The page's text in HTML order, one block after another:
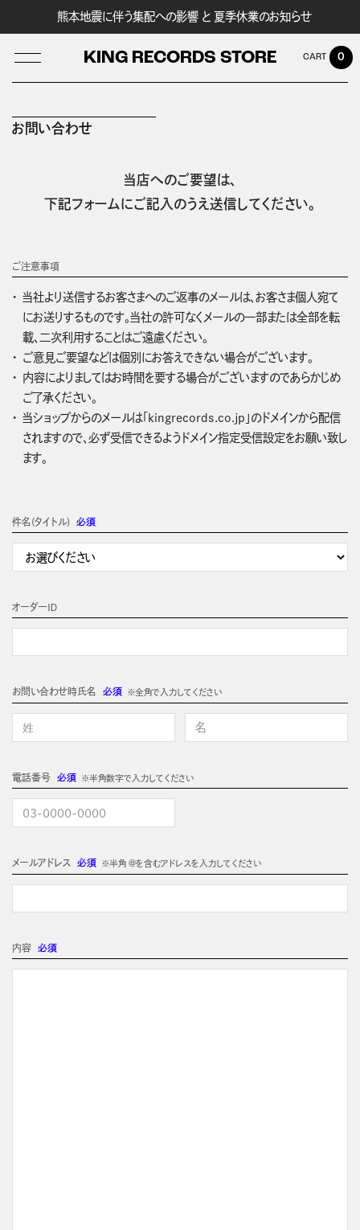
熊本地震に伴う集配への影響 と 夏季休業のお知らせ
KING RECORDS STORE 0
お問い合わせ
当店へのご要望は、
下記フォームにご記入のうえ送信してください。
ご注意事項
当社より送信するお客さまへのご返事のメールは、お客さま個人宛て
にお送りするものです。当社の許可なくメールの一部または全部を転
載、二次利用することはご遠慮ください。
ご意見ご要望などは個別にお答えできない場合がございます。
内容によりましてはお時間を要する場合がございますのであらかじめ
ご了承ください。
当ショップからのメールは「kingrecords.co.jp」のドメインから配信
されますので、必ず受信できるようドメイン指定受信設定をお願い致し
ます。
件名(タイトル) 必須
オーダーＩＤ
お問い合わせ時氏名 必須 ※全角で入力してください
電話番号必須 ※半角数字で入力してください
メールアドレス 必須 ※半角 @を含むアドレスを入力してください
内容 必須